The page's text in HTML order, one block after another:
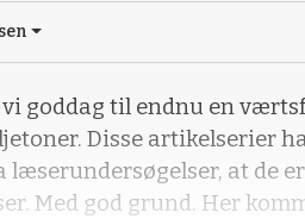
vi goddag til endnu en
Disse artikelserier
læserundersøgelser, at de
Med god grund. Her